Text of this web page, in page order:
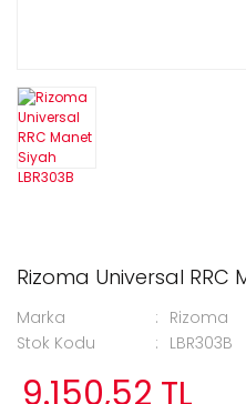
Rizoma Universal RRC
Marka
Rizoma
Stok Kodu
LBR303B
9.150,52 TL